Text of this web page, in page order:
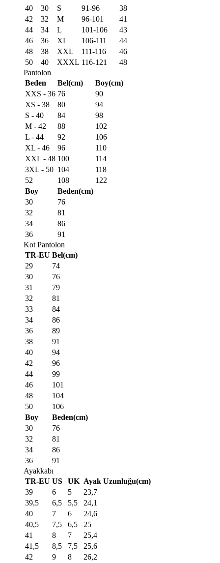
40
30 S 91-96
38
42
32 M 96-101
41
44
34 L 101-106
43
46
36 XL 106-111
44
48
38 XXL 111-116
46
50
40 XXXL 116-121
48
Pantolon
Beden
Bel(cm)
Boy(cm)
XXS - 36 76
90
XS - 38
80
94
S - 40
84
98
M - 42
88
102
L - 44
92
106
XL - 46
96
110
XXL - 48 100
114
3XL - 50 104
118
52
108
122
Boy
Beden(cm)
30
76
32
81
34
86
36
91
Kot Pantolon
TR-EU Bel(cm)
29
74
30
76
31
79
32
81
33
84
34
86
36
89
38
91
40
94
42
96
44
99
46
101
48
104
50
106
Boy
Beden(cm)
30
76
32
81
34
86
36
91
Ayakkabı
TR-EU US UK Ayak Uzunluğu(cm)
39
6 5
23,7
39,5
6,5 5,5
24,1
40
7 6
24,6
40,5
7,5 6,5
25
41
8 7
25,4
41,5
8,5 7,5
25,6
42
9 8
26,2